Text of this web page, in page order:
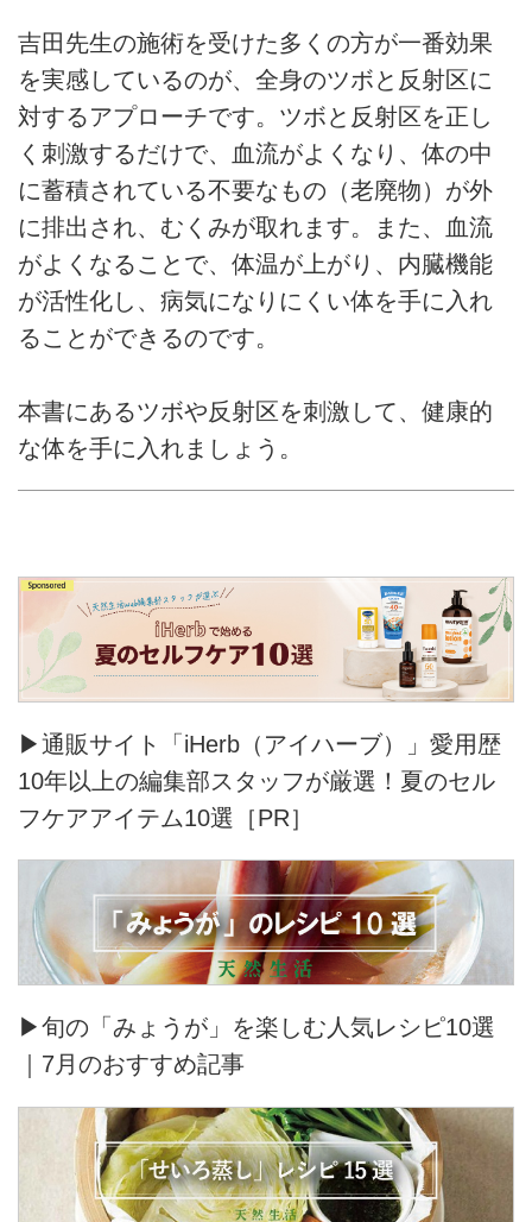
吉田先生の施術を受けた多くの方が一番効果
を実感しているのが、全身のツボと反射区に
対するアプローチです。ツボと反射区を正し
く刺激するだけで、血流がよくなり、体の中
に蓄積されている不要なもの（老廃物）が外
に排出され、むくみが取れます。また、血流
がよくなることで、体温が上がり、内臓機能
が活性化し、病気になりにくい体を手に入れ
ることができるのです。
本書にあるツボや反射区を刺激して、健康的
な体を手に入れましょう。
▶通販サイト「iHerb（アイハーブ）」愛用歴
10年以上の編集部スタッフが厳選！夏のセル
フケアアイテム10選［PR］
▶旬の「みょうが」を楽しむ人気レシピ10選
｜7月のおすすめ記事